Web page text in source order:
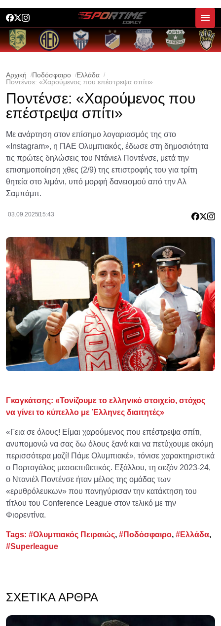
Αρχική Ποδόσφαιρο
Ελλάδα
Ποντένσε: «Χαρούμενος που επέστρεψα σπίτι»
Ποντένσε: «Χαρούμενος που
επέστρεψα σπίτι»
Με ανάρτηση στον επίσημο λογαριασμός της στο
«Instagram», η ΠΑΕ Ολυμπιακός, έδωσε στη δημοσιότητα
τις πρώτες δηλώσεις του Ντάνιελ Ποντένσε, μετά την
επισημοποίηση χθες (2/9) της επιστροφής του για τρίτη
θητεία στο λιμάνι, υπό μορφή δανεισμού από την Αλ
Σαμπάμπ.
03.09.2025 15:43
Γκαγκάτσης: «Τονίζουμε το ελληνικό στοιχείο, στόχος
να γίνει το κύπελλο με Έλληνες διαιτητές»
«Γεια σε όλους! Είμαι χαρούμενος που επέστρεψα σπίτι,
ανυπομονώ να σας δω όλους ξανά και να πετύχουμε ακόμη
περισσότερα μαζί! Πάμε Ολυμπιακέ», τόνισε χαρακτηριστικά
ο Πορτογάλος μεσοεπιθετικός. Εξάλλου, τη σεζόν 2023-24,
ο Ντανιέλ Ποντένσε ήταν μέλος της ομάδας των
«ερυθρόλευκων» που πανηγύρισαν την κατάκτηση του
τίτλου του Conference League στον τελικό με την
Φιορεντίνα.
Tags: #Ολυμπιακός Πειραιώς, #Ποδόσφαιρο, #Ελλάδα,
#Superleague
ΣΧΕΤΙΚΆ ΆΡΘΡΑ